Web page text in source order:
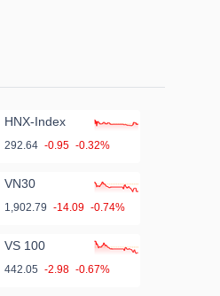
HNX-Index
292.64 -0.95 -0.32%
VN30
1,902.79 -14.09 -0.74%
VS 100
442.05 -2.98 -0.67%